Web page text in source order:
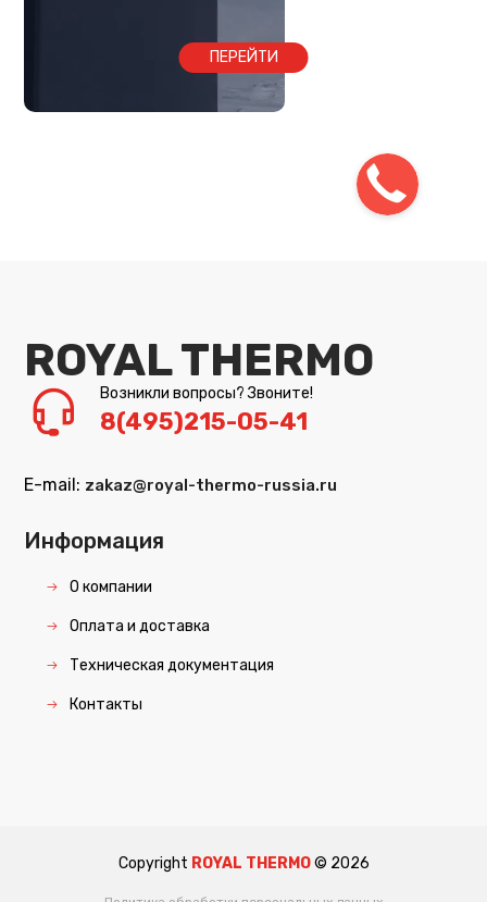
ПЕРЕЙТИ
ROYAL THERMO
Возникли вопросы? Звоните!
8(495)215-05-41
E-mail: zakaz@royal-thermo-russia.ru
Информация
О компании
Оплата и доставка
Техническая документация
Контакты
Copyright ROYAL THERMO© 2026